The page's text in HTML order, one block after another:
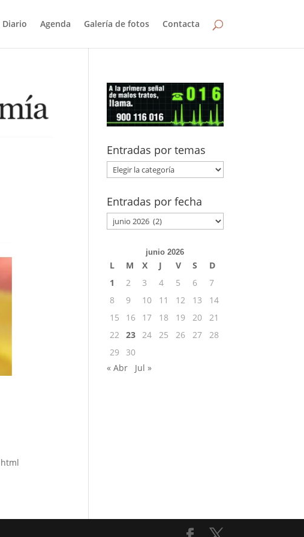
Diario Agenda Galería de fotos Contacta
Entradas por temas
Entradas
por
temas
Entradas por fecha
Entradas
por
junio 2026
L M X J V S
D
1
2 3 4 5 6
7
8
9 10 11 12 13
14
15
16 17 18 19 20
21
22 23 24 25 26 27
28
29
30
« Abr
Jul »